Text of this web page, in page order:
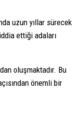
uzun yıllar sürecek
ettiği adaları
oluşmaktadır. Bu
önemli bir